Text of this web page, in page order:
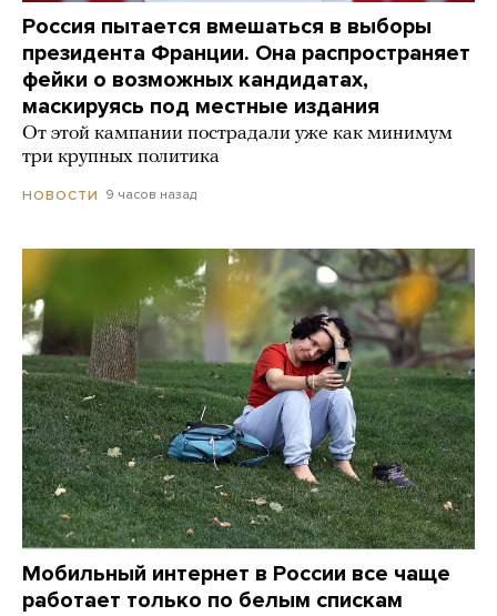
Россия пытается вмешаться в выборы
президента Франции. Она распространяет
фейки о возможных кандидатах,
маскируясь под местные издания
От этой кампании пострадали уже как минимум
три крупных политика
НОВОСТИ 9 часов назад
Мобильный интернет в России все чаще
работает только по белым спискам